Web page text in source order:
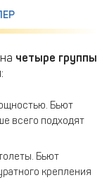
четыре группы
Бьют
всего подходят
Бьют
крепления